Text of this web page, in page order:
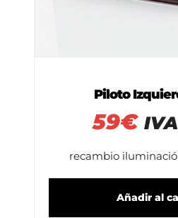
Piloto
59€
recambio
Añadir al